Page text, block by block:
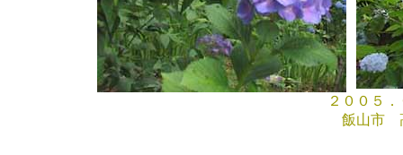
２００５．０７．
飯山市 高源院